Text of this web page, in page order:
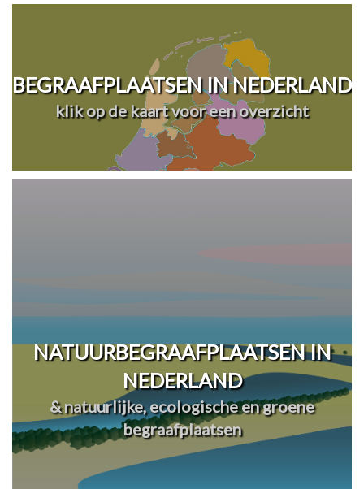
BEGRAAFPLAATSEN IN NEDERLAND
klik op de kaart voor een overzicht
NATUURBEGRAAFPLAATSEN IN
NEDERLAND
& natuurlijke, ecologische en groene
begraafplaatsen